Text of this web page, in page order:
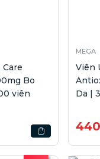
Bo
viên
MEGA
Viên Uống
Da |